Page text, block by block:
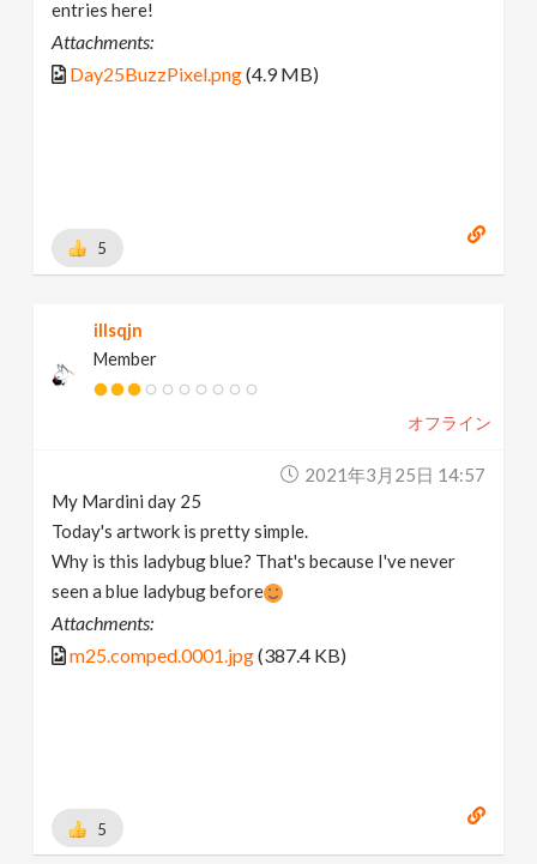
entries here!
Attachments:
Day25BuzzPixel.png(4.9 MB)
5
illsqjn
Member
オフライン
2021年3月25日 14:57
My Mardini day 25
Today's artwork is pretty simple.
Why is this ladybug blue? That's because I've never
seen a blue ladybug before
Attachments:
m25.comped.0001.jpg(387.4 KB)
5